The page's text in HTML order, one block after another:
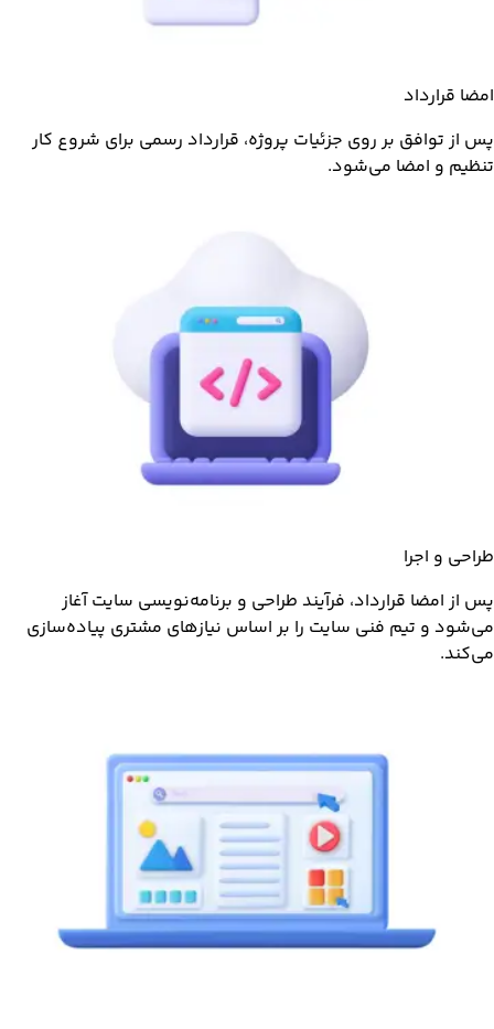
امضا قرارداد
پس از توافق بر روی جزئیات پروژه، قرارداد رسمی برای شروع کار
تنظیم و امضا می‌شود.
طراحی و اجرا
پس از امضا قرارداد، فرآیند طراحی و برنامه‌نویسی سایت آغاز
می‌شود و تیم فنی سایت را بر اساس نیازهای مشتری پیاده‌سازی
می‌کند.